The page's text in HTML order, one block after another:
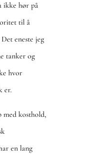
ikke hør på
til å
eneste jeg
tanker og
hvor
er.
kosthold,
en lang